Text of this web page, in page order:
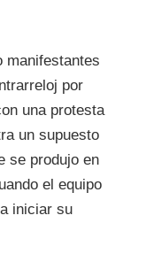
manifestantes
por
una protesta
un supuesto
se produjo en
el equipo
iniciar su